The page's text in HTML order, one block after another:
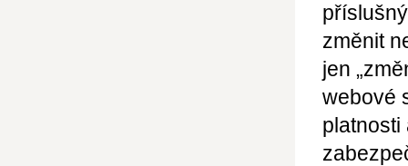
změnit
jen
webové
platnosti